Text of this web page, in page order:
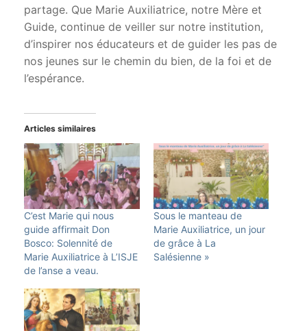
partage. Que Marie Auxiliatrice, notre Mère et
Guide, continue de veiller sur notre institution,
d’inspirer nos éducateurs et de guider les pas de
nos jeunes sur le chemin du bien, de la foi et de
l’espérance.
Articles similaires
C’est Marie qui nous
guide affirmait Don
Bosco: Solennité de
Marie Auxiliatrice à L’ISJE
de l’anse a veau.
Sous le manteau de
Marie Auxiliatrice, un jour
de grâce à La
Salésienne »